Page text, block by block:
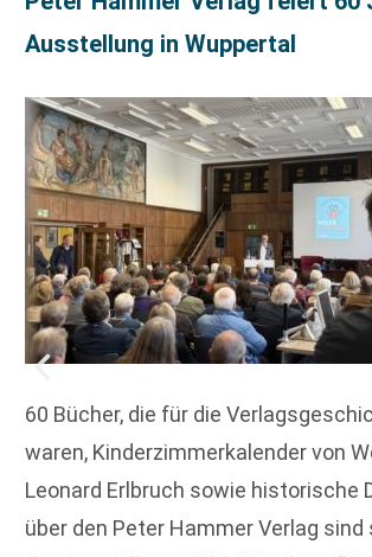
Ausstellung in Wuppertal
60 Bücher, die für die
waren, Kinderzimmerkalender von
Leonard Erlbruch sowie historische
über den Peter Hammer Verlag